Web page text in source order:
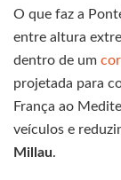
O que faz a
entre altura
dentro de um
projetada para
França ao
veículos e
Millau.